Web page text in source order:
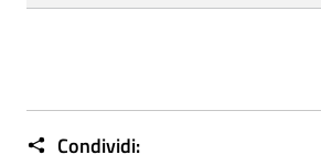
Condividi: